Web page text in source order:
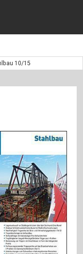
10/15